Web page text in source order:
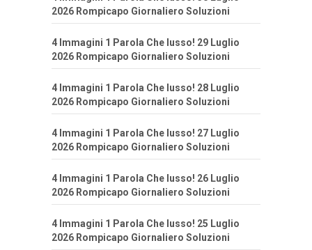
2026 Rompicapo Giornaliero Soluzioni
4 Immagini 1 Parola Che lusso! 29 Luglio
2026 Rompicapo Giornaliero Soluzioni
4 Immagini 1 Parola Che lusso! 28 Luglio
2026 Rompicapo Giornaliero Soluzioni
4 Immagini 1 Parola Che lusso! 27 Luglio
2026 Rompicapo Giornaliero Soluzioni
4 Immagini 1 Parola Che lusso! 26 Luglio
2026 Rompicapo Giornaliero Soluzioni
4 Immagini 1 Parola Che lusso! 25 Luglio
2026 Rompicapo Giornaliero Soluzioni